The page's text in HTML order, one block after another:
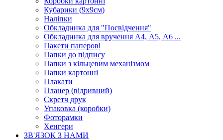
Кубарики (9х9см)
Наліпки
Обкладинка для "Посвідчення"
Обкладинка для вручення А4, А5, А6 ...
Пакети паперові
Папки до підпису
Папки з кільцевим механізмом
Папки картонні
Плакати
Планер (відривний)
Скретч друк
Упаковка (коробки)
Фоторамки
Хенгери
ЗВ'ЯЗОК З НАМИ